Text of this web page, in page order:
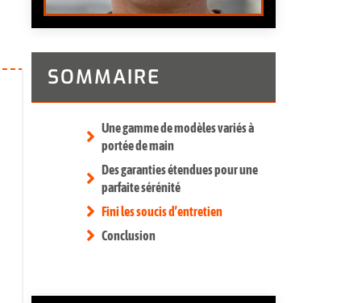
SOMMAIRE
Une gamme de modèles variés à
portée de main
Des garanties étendues pour une
parfaite sérénité
Fini les soucis d’entretien
Conclusion